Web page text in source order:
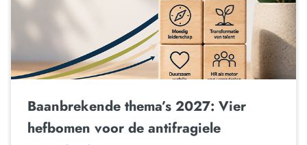
Baanbrekende thema’s 2027: Vier
hefbomen voor de antifragiele